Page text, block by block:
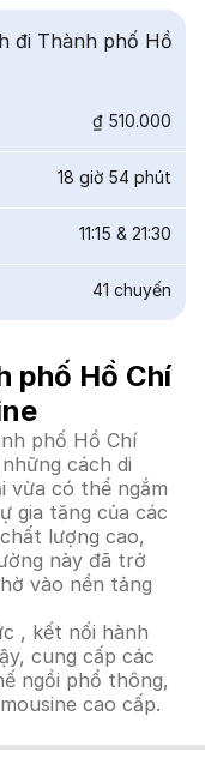
đi Thành phố Hồ
₫ 510.000
18 giờ 54 phút
11:15 & 21:30
41 chuyến
phố Hồ Chí
phố Hồ Chí
cách di
vừa có thể ngắm
gia tăng của các
lượng cao,
này đã trở
vào nền tảng
, kết nối hành
cung cấp các
ngồi phổ thông,
cao cấp.